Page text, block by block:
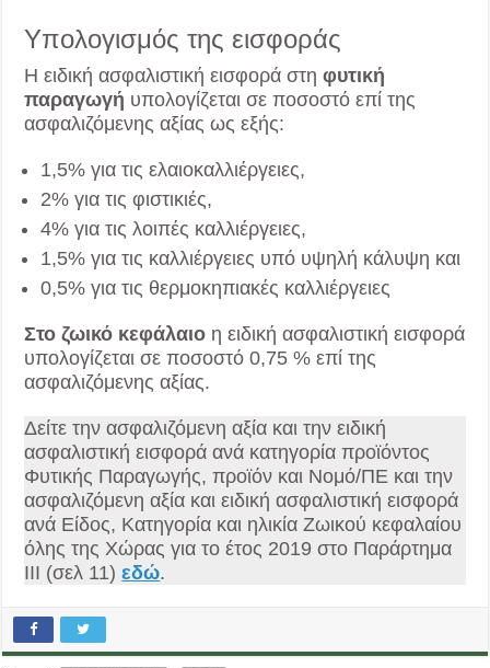
Υπολογισμός της εισφοράς
Η ειδική ασφαλιστική εισφορά στηφυτική
παραγωγή υπολογίζεται σε ποσοστό επί της
ασφαλιζόμενης αξίας ως εξής:
1,5% για τις ελαιοκαλλιέργειες,
2% για τις φιστικιές,
4% για τις λοιπές καλλιέργειες,
1,5% για τις καλλιέργειες υπό υψηλή κάλυψη και
0,5% για τις θερμοκηπιακές καλλιέργειες
Στο ζωικό κεφάλαιο η ειδική ασφαλιστική εισφορά
υπολογίζεται σε ποσοστό 0,75 % επί της
ασφαλιζόμενης αξίας.
Δείτε την ασφαλιζόμενη αξία και την ειδική
ασφαλιστική εισφορά ανά κατηγορία προϊόντος
Φυτικής Παραγωγής, προϊόν και Νομό/ΠΕ και την
ασφαλιζόμενη αξία και ειδική ασφαλιστική εισφορά
ανά Είδος, Κατηγορία και ηλικία Ζωικού κεφαλαίου
όλης της Χώρας για το έτος 2019 στο Παράρτημα
ΙΙΙ (σελ 11)εδώ.